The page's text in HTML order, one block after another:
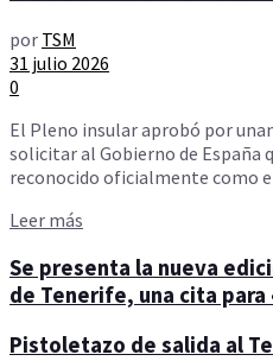
por TSM
31 julio 2026
0
El Pleno insular aprobó por
solicitar al Gobierno de España
reconocido oficialmente como
Leer más
Se presenta la nueva
de Tenerife, una cita
Pistoletazo de salida al